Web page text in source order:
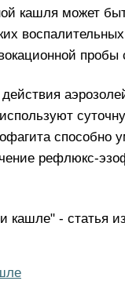
кашля может
способно
рефлюкс-
кашле" - статья